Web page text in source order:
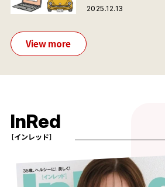
2025.12.13
View more
InRed
［インレッド］